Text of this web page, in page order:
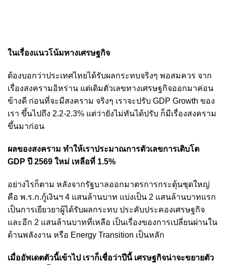
ในเรื่องแนวโน้มทางเศรษฐกิจ
ต้องบอกว่าประเทศไทยได้รับผลกระทบจริงๆ พอสมควร จาก
เรื่องสงครามอิหร่าน แต่เดิมตัวเลขทางเศรษฐกิจออกมาค่อน
ข้างดี ก่อนที่จะมีสงคราม จริงๆ เราจะปรับ GDP Growth ของ
เรา ขึ้นไปถึง 2.2-2.3% แต่ว่ายังไม่ทันได้ปรับ ก็มีเรื่องสงคราม
ขึ้นมาก่อน
ผลของสงคราม ทำให้เราประมาณการตัวเลขการเติบโต
GDP ปี 2569 ใหม่ เหลือที่ 1.5%
อย่างไรก็ตาม หลังจากรัฐบาลออกมาตรการกระตุ้นชุดใหญ่
คือ พ.ร.ก.กู้เงินฯ 4 แสนล้านบาท แบ่งเป็น 2 แสนล้านบาทแรก
เป็นการเยียวยาผู้ได้รับผลกระทบ ประคับประคองเศรษฐกิจ
และอีก 2 แสนล้านบาทที่เหลือ เป็นเรื่องของการเปลี่ยนผ่านใน
ด้านพลังงาน หรือ Energy Transition เป็นหลัก
เมื่ออัพเดตตัวนี้เข้าไป เราก็เชื่อว่าปีนี้ เศรษฐกิจน่าจะขยายตัว